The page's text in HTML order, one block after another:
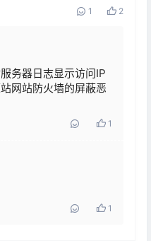
1 2
务器日志显示访问IP
网站防火墙的屏蔽恶
1
1